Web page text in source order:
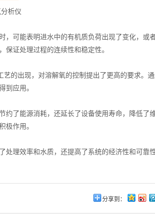
可能表明进水中的有机质负荷出现了变化，或
证处理过程的连续性和稳定性。
的出现，对溶解氧的控制提出了更高的要求。
到应用。
了能源消耗，还延长了设备使用寿命，降低了
极作用。
理效率和水质，还提高了系统的经济性和可靠性
分享到：